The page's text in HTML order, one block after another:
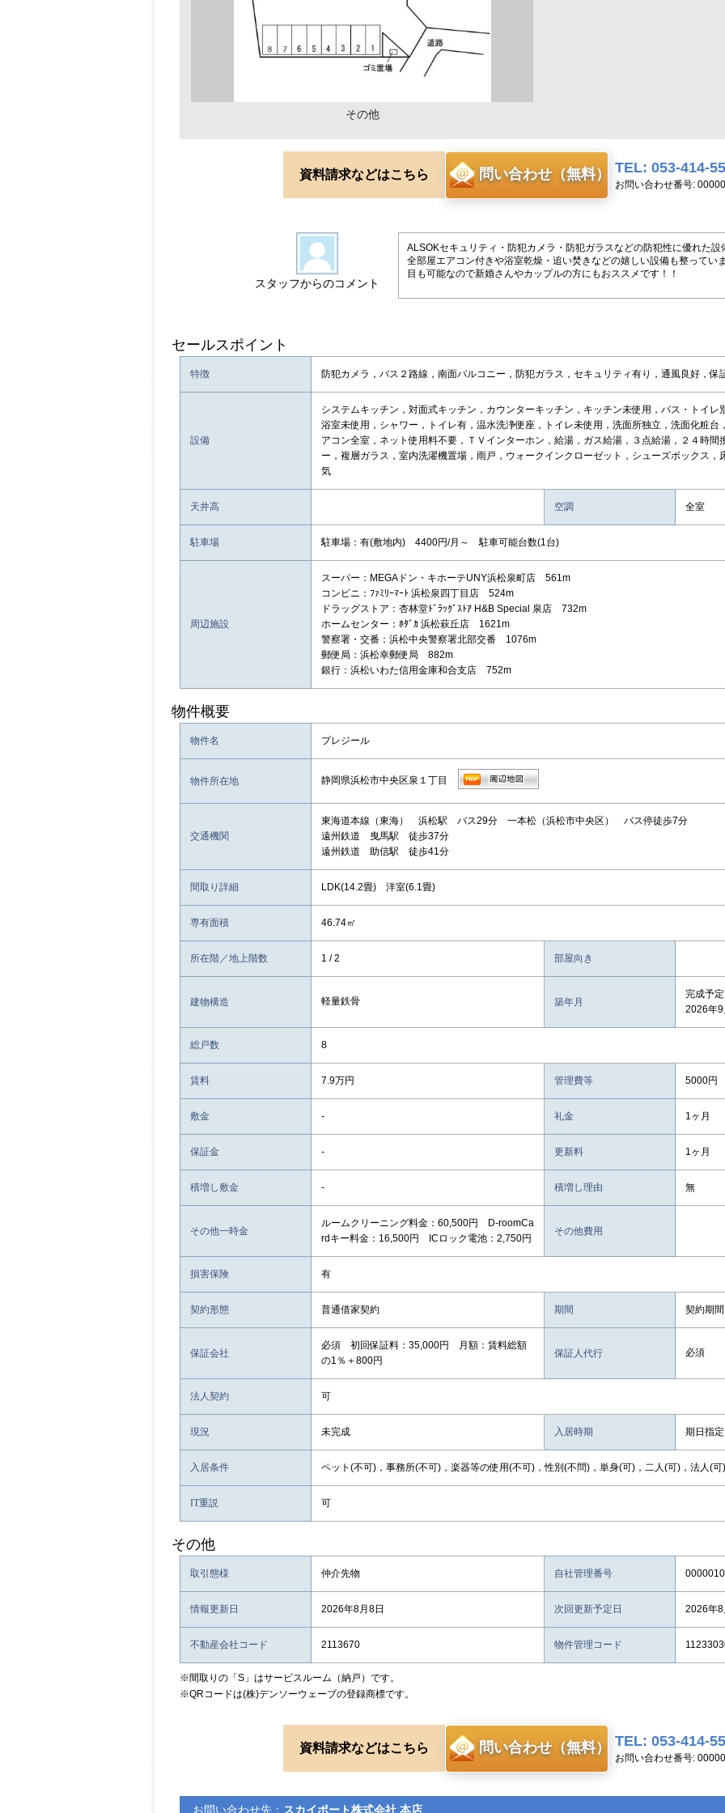
その他
資料請求などはこちら 問い合わせ（無料） TEL: 053-414-
お問い合わせ番号:
スタッフからのコメント
ALSOKセキュリティ・防犯カメラ・防犯ガラスなどの防犯性に優れた設
全部屋エアコン付きや浴室乾燥・追い焚きなどの嬉しい設備も整ってい
目も可能なので新婚さんやカップルの方にもおススメです！！
セールスポイント
特徴 防犯カメラ，バス２路線，南面バルコニー，防犯ガラス，セキュリティ有り，通風良好，
設備
システムキッチン，対面式キッチン，カウンターキッチン，キッチン未使用，バス・トイ
浴室未使用，シャワー，トイレ有，温水洗浄便座，トイレ未使用，洗面所独立，洗面化粧
アコン全室，ネット使用料不要，ＴＶインターホン，給湯，ガス給湯，３点給湯，２４時
ー，複層ガラス，室内洗濯機置場，雨戸，ウォークインクローゼット，シューズボックス
気
天井高 空調 全室
駐車場 駐車場：有(敷地内) 4400円/月～ 駐車可能台数(1台)
周辺施設
スーパー：MEGAドン・キホーテUNY浜松泉町店 561m
コンビニ：ﾌｧﾐﾘｰﾏｰﾄ 浜松泉四丁目店 524m
ドラッグストア：杏林堂ﾄﾞﾗｯｸﾞｽﾄｱ H&B Special 泉店 732m
ホームセンター：ﾎﾀﾞｶ 浜松萩丘店 1621m
警察署・交番：浜松中央警察署北部交番 1076m
郵便局：浜松幸郵便局 882m
銀行：浜松いわた信用金庫和合支店 752m
物件概要
物件名 プレジール
物件所在地 静岡県浜松市中央区泉１丁目
交通機関
東海道本線（東海） 浜松駅 バス29分 一本松（浜松市中央区） バス停徒歩7分
遠州鉄道 曳馬駅 徒歩37分
遠州鉄道 助信駅 徒歩41分
間取り詳細 LDK(14.2畳) 洋室(6.1畳)
専有面積 46.74㎡
所在階／地上階数 1 / 2 部屋向き
建物構造 軽量鉄骨 築年月
完成予定
2026年9
総戸数 8
賃料 7.9万円 管理費等 5000円
敷金 - 礼金 1ヶ月
保証金 - 更新料 1ヶ月
積増し敷金 - 積増し理由 無
その他一時金
ルームクリーニング料金：60,500円 D-roomCa
rdキー料金：16,500円 ICロック電池：2,750円
その他費用
損害保険 有
契約形態 普通借家契約 期間 契約期
保証会社
必須 初回保証料：35,000円 月額：賃料総額
の1％＋800円
保証人代行 必須
法人契約 可
現況 未完成 入居時期 期日指
入居条件 ペット(不可)，事務所(不可)，楽器等の使用(不可)，性別(不問)，単身(可)，二人(可)，法人(
IT重説 可
その他
取引態様 仲介先物 自社管理番号
情報更新日 2026年8月8日 次回更新予定日 2026年
不動産会社コード 2113670 物件管理コード
※間取りの「S」はサービスルーム（納戸）です。
※QRコードは(株)デンソーウェーブの登録商標です。
資料請求などはこちら 問い合わせ（無料） TEL: 053-414-
お問い合わせ番号:
お問い合わせ先： スカイポート株式会社 本店